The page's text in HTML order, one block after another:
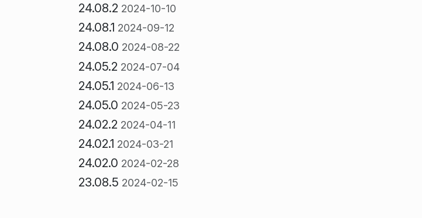
24.08.2 2024-10-10
24.08.1 2024-09-12
24.08.0 2024-08-22
24.05.2 2024-07-04
24.05.1 2024-06-13
24.05.0 2024-05-23
24.02.2 2024-04-11
24.02.1 2024-03-21
24.02.0 2024-02-28
23.08.5 2024-02-15